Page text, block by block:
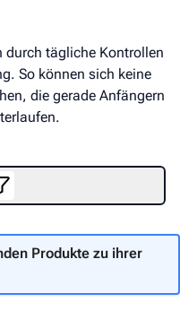
durch tägliche Kontrollen
So können sich keine
die gerade Anfängern
Produkte zu ihrer